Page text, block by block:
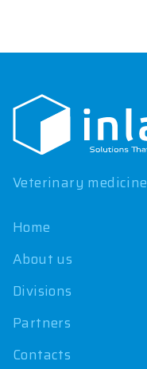
Veterinary medicine
Home
About us
Divisions
Partners
Contacts